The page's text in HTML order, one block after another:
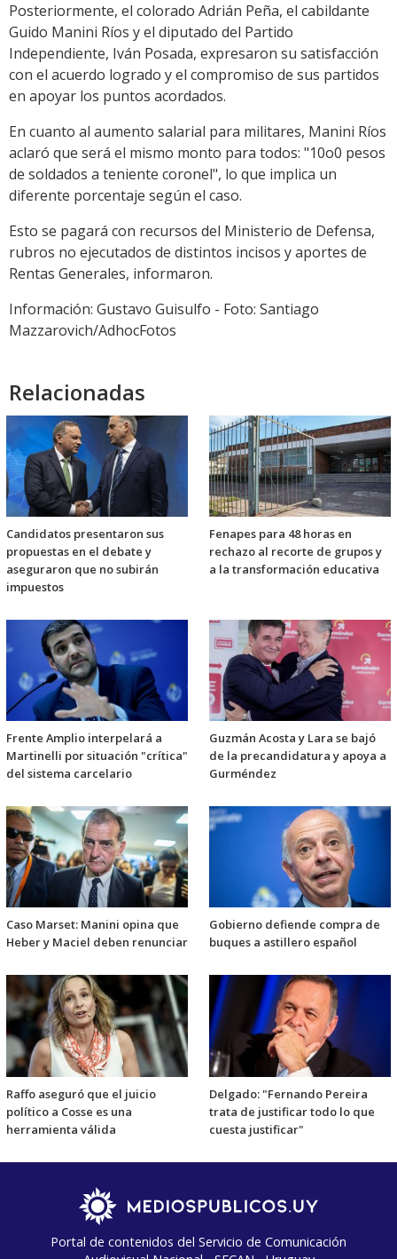
Posteriormente, el colorado Adrián Peña, el cabildante
Guido Manini Ríos y el diputado del Partido
Independiente, Iván Posada, expresaron su satisfacción
con el acuerdo logrado y el compromiso de sus partidos
en apoyar los puntos acordados.
En cuanto al aumento salarial para militares, Manini Ríos
aclaró que será el mismo monto para todos: "10o0 pesos
de soldados a teniente coronel", lo que implica un
diferente porcentaje según el caso.
Esto se pagará con recursos del Ministerio de Defensa,
rubros no ejecutados de distintos incisos y aportes de
Rentas Generales, informaron.
Información: Gustavo Guisulfo - Foto: Santiago
Mazzarovich/AdhocFotos
Relacionadas
Candidatos presentaron sus
propuestas en el debate y
aseguraron que no subirán
impuestos
Fenapes para 48 horas en
rechazo al recorte de grupos y
a la transformación educativa
Frente Amplio interpelará a
Martinelli por situación "crítica"
del sistema carcelario
Guzmán Acosta y Lara se bajó
de la precandidatura y apoya a
Gurméndez
Caso Marset: Manini opina que
Heber y Maciel deben renunciar
Gobierno defiende compra de
buques a astillero español
Raffo aseguró que el juicio
político a Cosse es una
herramienta válida
Delgado: "Fernando Pereira
trata de justificar todo lo que
cuesta justificar"
Portal de contenidos del Servicio de Comunicación